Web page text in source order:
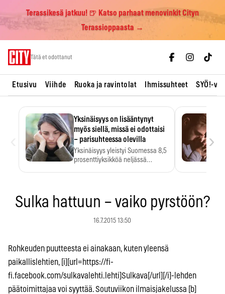
Terassikesä jatkuu! 🍺 Katso parhaat menovinkit Cityn
Terassioppaasta →
Tätä et odottanut
Etusivu Viihde Ruoka ja ravintolat Ihmissuhteet SYÖ!-
Yksinäisyys on lisääntynyt
myös siellä, missä ei odottaisi
– parisuhteessa olevilla
Yksinäisyys yleistyi Suomessa 8,5
prosenttiyksikköä neljässä
›
Sulka hattuun – vaiko pyrstöön?
16.7.2015 13:50
Rohkeuden puutteesta ei ainakaan, kuten yleensä
paikallislehtien, [i][url=https://fi-
fi.facebook.com/sulkavalehti.lehti]Sulkava[/url][/i]-lehden
päätoimittajaa voi syyttää. Soutuviikon ilmaisjakelussa [b]